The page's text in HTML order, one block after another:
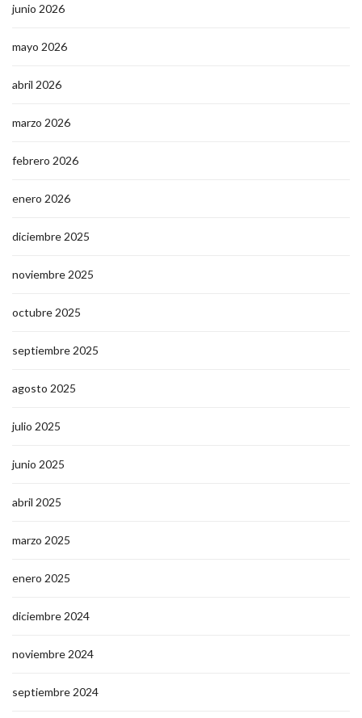
junio 2026
mayo 2026
abril 2026
marzo 2026
febrero 2026
enero 2026
diciembre 2025
noviembre 2025
octubre 2025
septiembre 2025
agosto 2025
julio 2025
junio 2025
abril 2025
marzo 2025
enero 2025
diciembre 2024
noviembre 2024
septiembre 2024